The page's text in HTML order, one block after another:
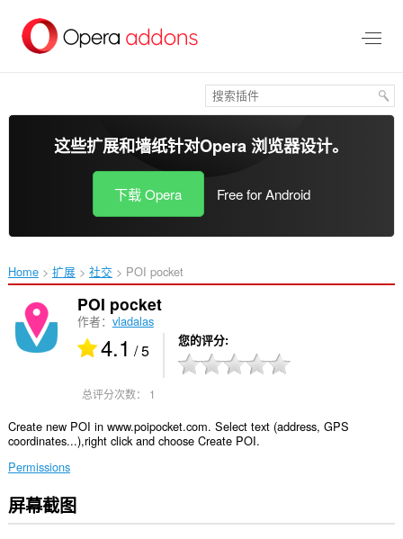
这些扩展和墙纸针对Opera 浏览器设计。
下载 Opera Free for Android
Home 扩展 社交 POI pocket‎
POI pocket
作者： vladalas
4.1 / 5 您的评分
总评分次数： 1
Create new POI in www.poipocket.com. Select text (address, GPS
coordinates...),right click and choose Create POI.
Permissions
此
扩
屏幕截图